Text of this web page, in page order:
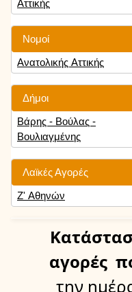
Αττικής
Νομοί
Ανατολικής Αττικής
Δήμοι
Βάρης - Βούλας -
Βουλιαγμένης
Λαϊκές Αγορές
Ζ' Αθηνών
αγορές
την